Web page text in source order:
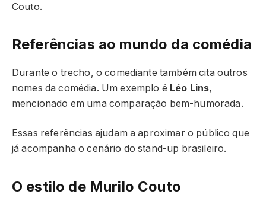
Couto.
Referências ao mundo da comédia
Durante o trecho, o comediante também cita outros
nomes da comédia. Um exemplo é Léo Lins,
mencionado em uma comparação bem-humorada.
Essas referências ajudam a aproximar o público que
já acompanha o cenário do stand-up brasileiro.
O estilo de Murilo Couto